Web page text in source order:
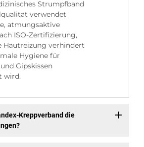
Strumpfband
verwendet
atmungsaktive
ISO-Zertifizierung,
Hautreizung verhindert
Hygiene für
Gipskissen
wird.
Kreppverband die